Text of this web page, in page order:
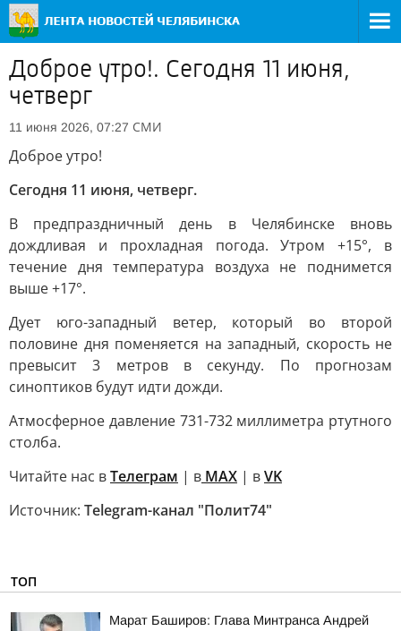
Доброе утро!. Сегодня 11 июня,
четверг
11 июня 2026, 07:27 СМИ
Доброе утро!
Сегодня 11 июня, четверг.
В предпраздничный день в Челябинске вновь
дождливая и прохладная погода. Утром +15°, в
течение дня температура воздуха не поднимется
выше +17°.
Дует юго-западный ветер, который во второй
половине дня поменяется на западный, скорость не
превысит 3 метров в секунду. По прогнозам
синоптиков будут идти дожди.
Атмосферное давление 731-732 миллиметра ртутного
столба.
Читайте нас вТелеграм | в MAX | вVK
Источник: Telegram-канал "Полит74"
ТОП
Марат Баширов: Глава Минтранса Андрей